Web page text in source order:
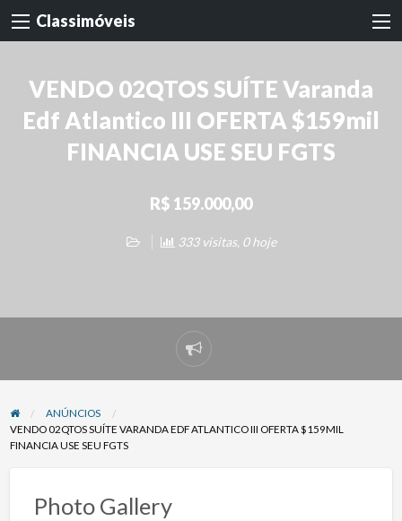
Classimóveis
VENDO 02QTOS SUÍTE Varanda
Edf Atlantico III OFERTA $159mil
FINANCIA USE SEU FGTS
R$ 159.000,00
333 visitas, 0 hoje
Denunciar
problema
ANÚNCIOS
VENDO 02QTOS SUÍTE VARANDA EDF ATLANTICO III OFERTA $159MIL
FINANCIA USE SEU FGTS
Photo Gallery